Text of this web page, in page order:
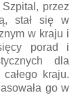
przez
stał się w
w kraju i
porad i
dla
kraju.
go w